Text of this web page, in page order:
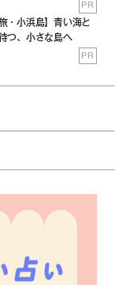
PR
・小浜島】青い海と
つ、小さな島へ
PR